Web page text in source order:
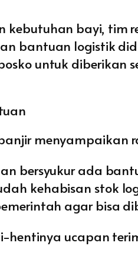
kebutuhan bayi, tim
bantuan logistik
untuk
bersyukur ada
kehabisan stok
agar bisa
ucapan